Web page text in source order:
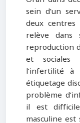
sein d’un
deux
relève
reproduction
et sociales
l’infertilité
étiquetage
problème
il est difficile
masculine